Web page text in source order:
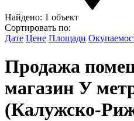
Найдено: 1 объект
Сортировать по:
Дате Цене Площади
Продажа
магазин У
(Калужско-